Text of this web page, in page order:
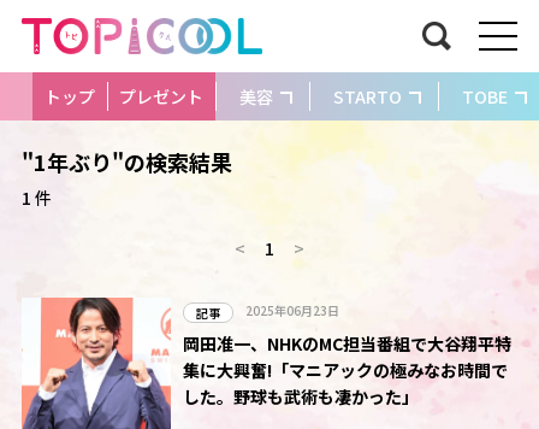
トップ プレゼント 美容 STARTO TOBE
"1年ぶり"の検索結果
1 件
< 1 >
記事 2025年06月23日
岡田准一、NHKのMC担当番組で大谷翔平特
集に大興奮!「マニアックの極みなお時間で
した。野球も武術も凄かった」